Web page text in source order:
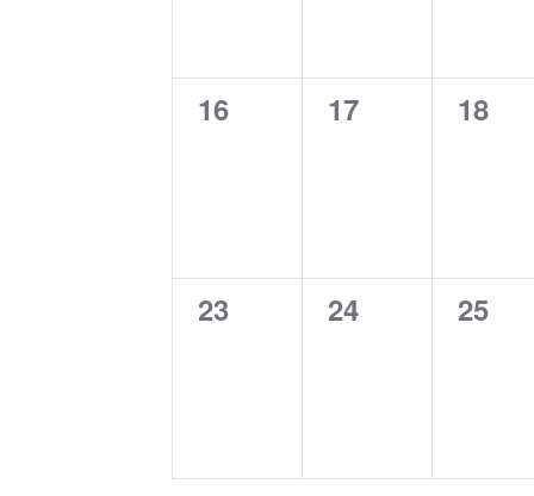
0
16
0
17
0
18
0
23
0
24
0
25